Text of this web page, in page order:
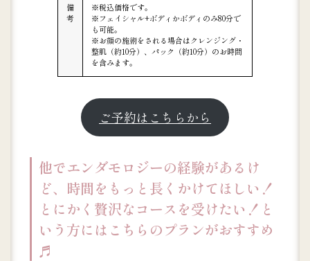
備
考
※税込価格です。
※フェイシャル+ボディかボディのみ80分で
も可能。
※お顔の施術をされる場合はクレンジング・
整肌（約10分）、パック（約10分）のお時間
を含みます。
ご予約はこちらから
他でエンダモロジーの経験があるけ
ど、時間をもっと長くかけてほしい！
とにかく贅沢なコースを受けたい！と
いう方にはこちらのプランがおすすめ
♬